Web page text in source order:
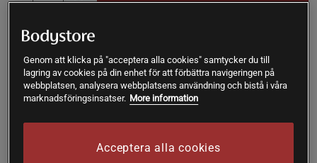
Fri frakt över 199 kr
SKU #A4774| EAN7350026470237
SuperGreens från Helhetshälsa är ett s.k. greenspulver gjort
Genom att klicka på "acceptera alla cookies" samtycker du till
lagring av cookies på din enhet för att förbättra navigeringen på
webbplatsen, analysera webbplatsens användning och bistå i våra
marknadsföringsinsatser. More information
Acceptera alla cookies